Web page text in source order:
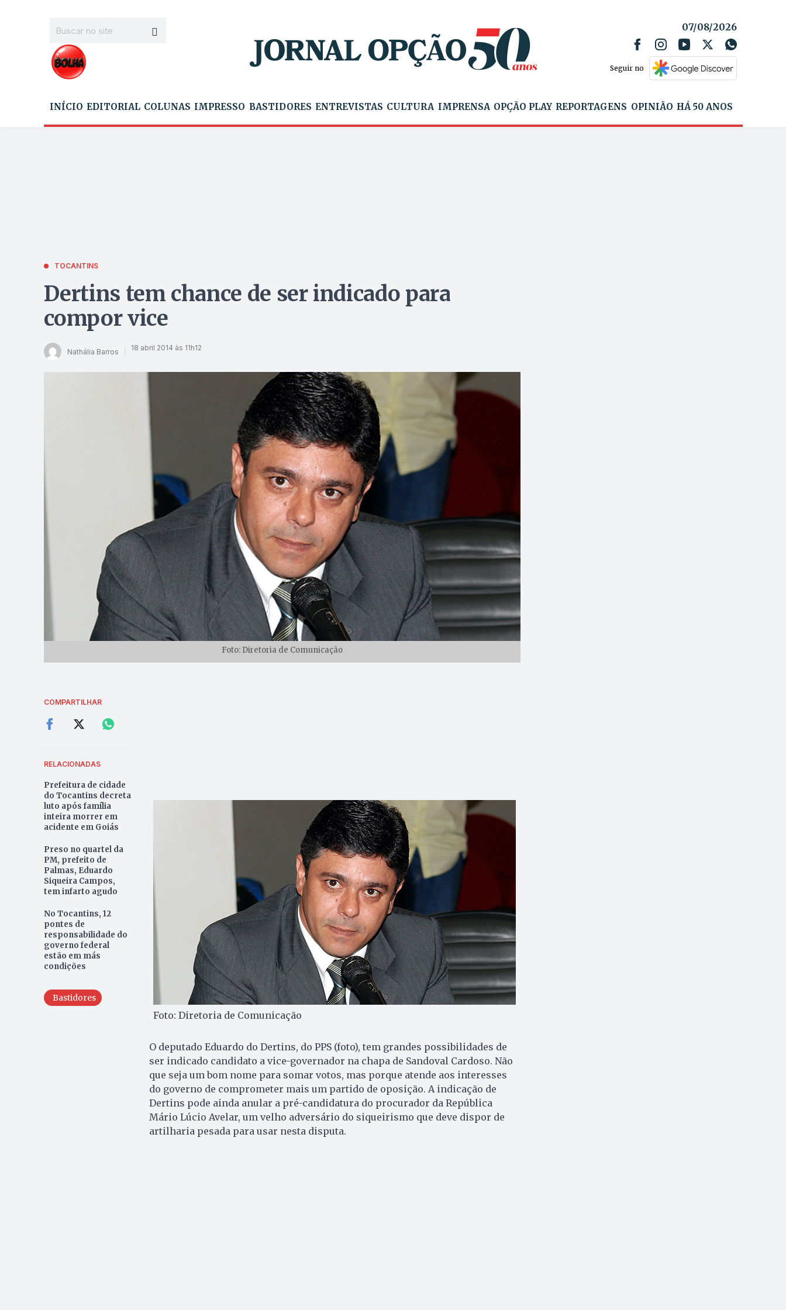
07/08/2026
Seguir no
INÍCIO EDITORIAL COLUNAS IMPRESSO BASTIDORES ENTREVISTAS CULTURA IMPRENSA OPÇÃO PLAY REPORTAGENS OPINIÃO HÁ 50 ANOS
TOCANTINS
Dertins tem chance de ser indicado para
compor vice
Nathália Barros 18 abril 2014 às 11h12
Foto: Diretoria de Comunicação
COMPARTILHAR
RELACIONADAS
Prefeitura de cidade
do Tocantins decreta
luto após família
inteira morrer em
acidente em Goiás
Preso no quartel da
PM, prefeito de
Palmas, Eduardo
Siqueira Campos,
tem infarto agudo
No Tocantins, 12
pontes de
responsabilidade do
governo federal
estão em más
condições
Bastidores
Foto: Diretoria de Comunicação
O deputado Eduardo do Dertins, do PPS (foto), tem grandes possibilidades de
ser indicado candidato a vice-governador na chapa de Sandoval Car­doso. Não
que seja um bom nome para somar vo­tos, mas porque atende aos in­teresses
do governo de comprometer mais um partido de oposição. A indicação de
Dertins pode ainda anular a pré-candidatura do procurador da Re­pública
Mário Lúcio Avelar, um velho ad­ver­sário do siqueirismo que de­ve dispor de
artilharia pesada para usar nesta disputa.